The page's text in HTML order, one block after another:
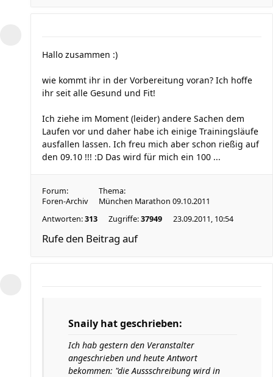
Hallo zusammen :)
wie kommt ihr in der Vorbereitung voran? Ich hoffe
ihr seit alle Gesund und Fit!
Ich ziehe im Moment (leider) andere Sachen dem
Laufen vor und daher habe ich einige Trainingsläufe
ausfallen lassen. Ich freu mich aber schon rießig auf
den 09.10 !!! :D Das wird für mich ein 100 ...
Forum:
Foren-Archiv
Thema:
München Marathon 09.10.2011
Antworten:313 Zugriffe:37949 23.09.2011, 10:54
Rufe den Beitrag auf
Snaily hat geschrieben:
Ich hab gestern den Veranstalter
angeschrieben und heute Antwort
bekommen: "die Aussschreibung wird in